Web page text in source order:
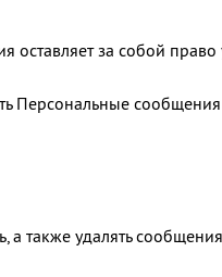
оставляет за собой
Персональные сообщения
а также удалять